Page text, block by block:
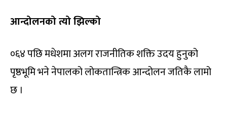
आन्दोलनको त्यो झिल्को
०६४ पछि मधेशमा अलग राजनीतिक शक्ति उदय हुनुको
पृष्ठभूमि भने नेपालको लोकतान्त्रिक आन्दोलन जतिकै लामो
छ ।